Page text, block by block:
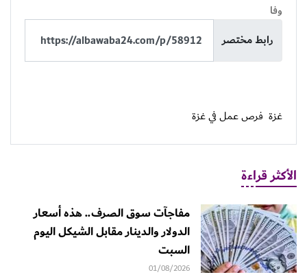
وفا
رابط مختصر
غزة فرص عمل في غزة
الأكثر قراءة
مفاجآت سوق الصرف.. هذه أسعار
الدولار والدينار مقابل الشيكل اليوم
السبت
01/08/2026